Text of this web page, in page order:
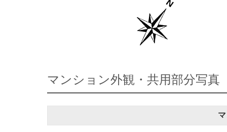
マンション外観・共用部分写真